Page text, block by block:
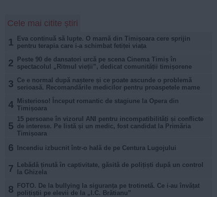
Cele mai citite știri
1
Eva continuă să lupte. O mamă din Timișoara cere sprijin
pentru terapia care i-a schimbat fetiței viața
2
Peste 90 de dansatori urcă pe scena Cinema Timiș în
spectacolul „Ritmul vieții”, dedicat comunității timișorene
3 Ce e normal după naștere și ce poate ascunde o problemă
serioasă. Recomandările medicilor pentru proaspetele mame
4
Misterioso! Început romantic de stagiune la Opera din
Timișoara
5
15 persoane în vizorul ANI pentru incompatibilități și conflicte
de interese. Pe listă și un medic, fost candidat la Primăria
Timișoara
6 Incendiu izbucnit într-o hală de pe Centura Lugojului
7
Lebădă ținută în captivitate, găsită de polițiști după un control
la Ghizela
8
FOTO. De la bullying la siguranța pe trotinetă. Ce i-au învățat
polițiștii pe elevii de la „I.C. Brătianu”